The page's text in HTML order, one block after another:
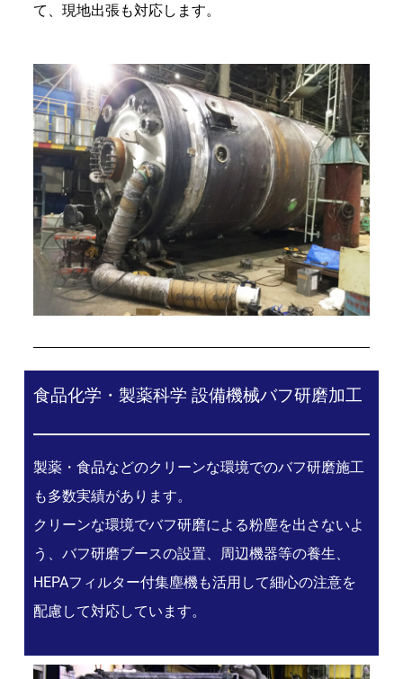
て、現地出張も対応します。
食品化学・製薬科学 設備機械バフ研磨加工
製薬・食品などのクリーンな環境でのバフ研磨施工
も多数実績があります。
クリーンな環境でバフ研磨による粉塵を出さないよ
う、バフ研磨ブースの設置、周辺機器等の養生、
HEPAフィルター付集塵機も活用して細心の注意を
配慮して対応しています。